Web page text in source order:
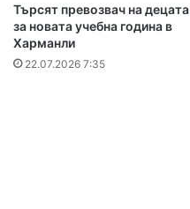
Търсят превозвач на децата
за новата учебна година в
Харманли
22.07.2026 7:35